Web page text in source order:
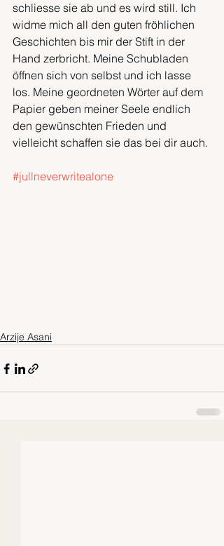
schliesse sie ab und es wird still. Ich
widme mich all den guten fröhlichen
Geschichten bis mir der Stift in der
Hand zerbricht. Meine Schubladen
öffnen sich von selbst und ich lasse
los. Meine geordneten Wörter auf dem
Papier geben meiner Seele endlich
den gewünschten Frieden und
vielleicht schaffen sie das bei dir auch.
#jullneverwritealone
Arzije Asani